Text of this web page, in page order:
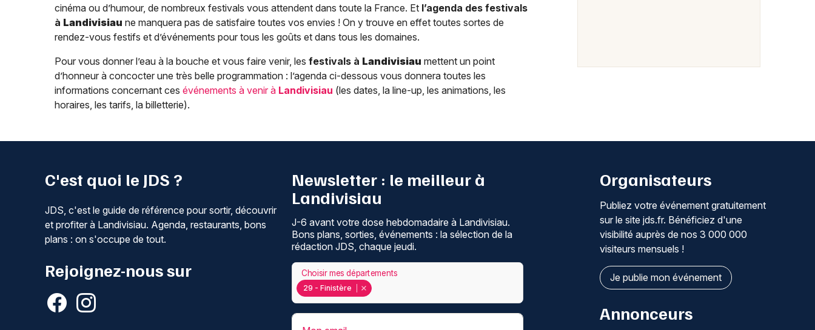
cinéma ou d’humour, de nombreux festivals vous attendent dans toute la France. Et l’agenda des festivals
à Landivisiau ne manquera pas de satisfaire toutes vos envies ! On y trouve en effet toutes sortes de
rendez-vous festifs et d’événements pour tous les goûts et dans tous les domaines.
Pour vous donner l’eau à la bouche et vous faire venir, les festivals à Landivisiau mettent un point
d’honneur à concocter une très belle programmation : l’agenda ci-dessous vous donnera toutes les
informations concernant ces événements à venir à Landivisiau (les dates, la line-up, les animations, les
horaires, les tarifs, la billetterie).
C'est quoi le JDS ?
JDS, c'est le guide de référence pour sortir, découvrir
et profiter à Landivisiau. Agenda, restaurants, bons
plans : on s'occupe de tout.
Rejoignez-nous sur
Newsletter : le meilleur à
Landivisiau
J-6 avant votre dose hebdomadaire à Landivisiau.
Bons plans, sorties, événements : la sélection de la
rédaction JDS, chaque jeudi.
29 - Finistère
Choisir mes départements
Organisateurs
Publiez votre événement gratuitement
sur le site jds.fr. Bénéficiez d'une
visibilité auprès de nos 3 000 000
visiteurs mensuels !
Je publie mon événement
Annonceurs